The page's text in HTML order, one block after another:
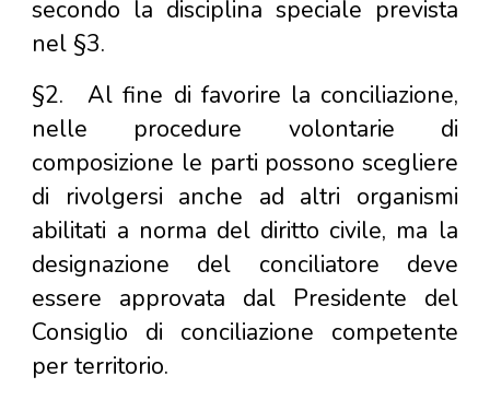
secondo la disciplina speciale prevista
nel §3.
§2.
Al fine di favorire la conciliazione,
nelle procedure volontarie di
composizione le parti possono scegliere
di rivolgersi anche ad altri organismi
abilitati a norma del diritto civile, ma la
designazione del conciliatore deve
essere approvata dal Presidente del
Consiglio di conciliazione competente
per territorio.